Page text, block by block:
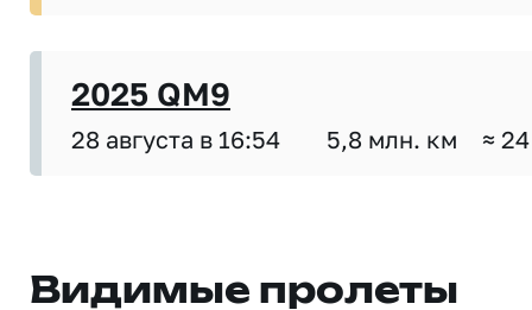
2025 QM9
28 августа в 16:54 5,8 млн. км ≈
Видимые пролеты